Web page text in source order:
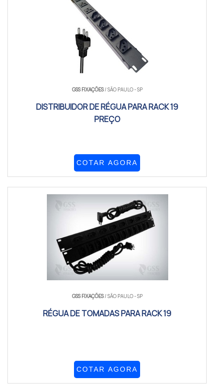
GSS FIXAÇÕES/ SÃO PAULO - SP
DISTRIBUIDOR DE RÉGUA PARA RACK 19
PREÇO
COTAR AGORA
GSS FIXAÇÕES/ SÃO PAULO - SP
RÉGUA DE TOMADAS PARA RACK 19
COTAR AGORA